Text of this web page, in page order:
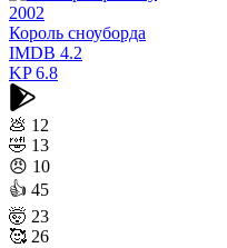
2002
Король сноуборда
IMDB 4.2
KP6.8
💩 12
🤣 13
😠 10
👍 45
🤯 23
🥰 26